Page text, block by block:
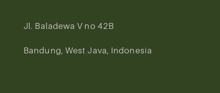
Jl. Baladewa V no 42B
Bandung, West Java, Indonesia